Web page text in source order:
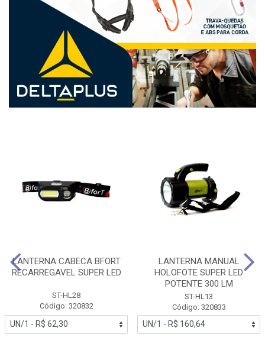
LANTERNA CABECA BFORT
RECARREGAVEL SUPER LED
ST-HL28
Código: 320832
LANTERNA MANUAL
HOLOFOTE SUPER LED
POTENTE 300 LM
ST-HL13
Código: 320833